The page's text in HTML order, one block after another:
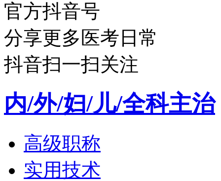
官方抖音号
分享更多医考日常
抖音扫一扫关注
内/外/妇/儿/全科主治
高级职称
实用技术